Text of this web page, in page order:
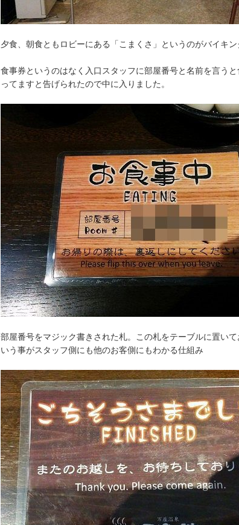
夕食、朝食ともロビーにある「こまくさ」というのがバイキン
食事券というのはなく入口スタッフに部屋番号と名前を言う
ってますと告げられたので中に入りました。
部屋番号をマジック書きされた札。この札をテーブルに置い
いう事がスタッフ側にも他のお客側にもわかる仕組み